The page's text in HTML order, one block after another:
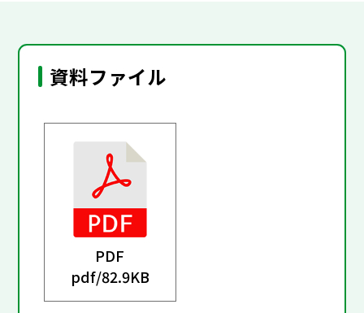
資料ファイル
PDF
pdf/82.9KB